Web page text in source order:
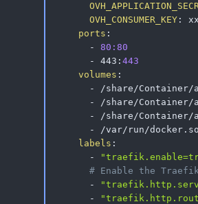
OVH_CONSUMER_KEY :
ports :
-
80:80
-
443 : 443
volumes :
-
/share/
-
/share/
-
/share/
-
/var/run/
labels :
-
# Enable the
-
-